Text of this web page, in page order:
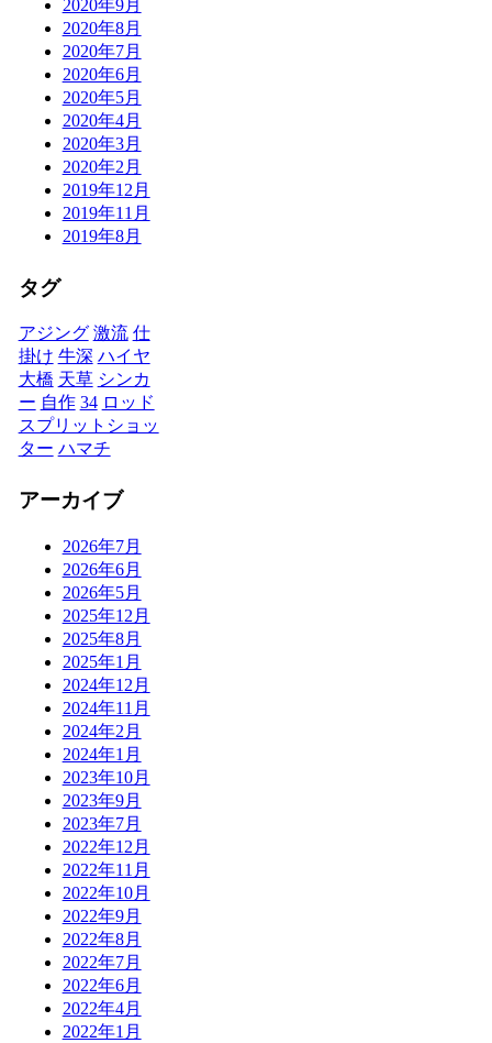
2020年9月
2020年8月
2020年7月
2020年6月
2020年5月
2020年4月
2020年3月
2020年2月
2019年12月
2019年11月
2019年8月
タグ
アジング 激流 仕
掛け 牛深 ハイヤ
大橋 天草 シンカ
ー 自作 34 ロッド
スプリットショッ
ター ハマチ
アーカイブ
2026年7月
2026年6月
2026年5月
2025年12月
2025年8月
2025年1月
2024年12月
2024年11月
2024年2月
2024年1月
2023年10月
2023年9月
2023年7月
2022年12月
2022年11月
2022年10月
2022年9月
2022年8月
2022年7月
2022年6月
2022年4月
2022年1月